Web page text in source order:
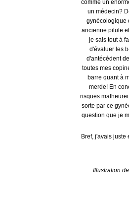
comme un
un médecin?
gynécologique
ancienne pilule
je sais tout à
d'évaluer les
d'antécédent
toutes mes
barre quant à
merde! En
risques
sorte par ce
question que je
Bref, j'avais
Illustration